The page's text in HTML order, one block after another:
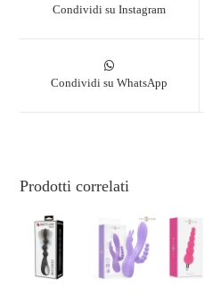
Condividi su Instagram
Condividi su WhatsApp
Prodotti correlati